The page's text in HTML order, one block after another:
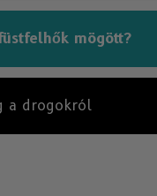
mögött?
a drogokról